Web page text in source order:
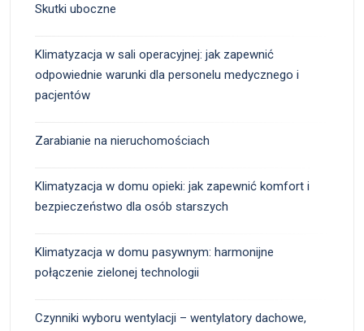
Skutki uboczne
Klimatyzacja w sali operacyjnej: jak zapewnić
odpowiednie warunki dla personelu medycznego i
pacjentów
Zarabianie na nieruchomościach
Klimatyzacja w domu opieki: jak zapewnić komfort i
bezpieczeństwo dla osób starszych
Klimatyzacja w domu pasywnym: harmonijne
połączenie zielonej technologii
Czynniki wyboru wentylacji – wentylatory dachowe,